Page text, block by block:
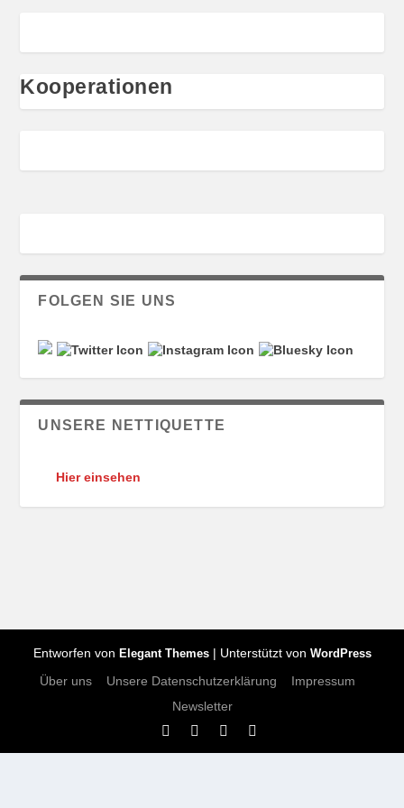
Kooperationen
FOLGEN SIE UNS
UNSERE NETTIQUETTE
Hier einsehen
Entworfen von Elegant Themes| Unterstützt von WordPress
Über uns Unsere Datenschutzerklärung
Impressum
Newsletter